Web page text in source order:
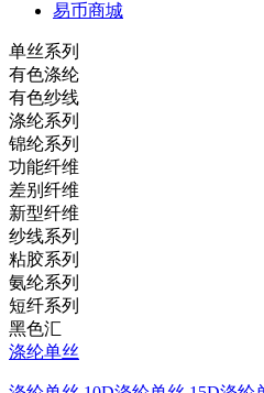
易币商城
单丝系列
有色涤纶
有色纱线
涤纶系列
锦纶系列
功能纤维
差别纤维
新型纤维
纱线系列
粘胶系列
氨纶系列
短纤系列
黑色汇
涤纶单丝